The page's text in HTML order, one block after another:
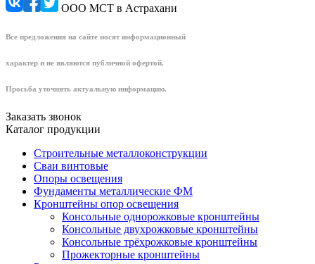
ООО МСТ в Астрахани
Все предложения на сайте носят информационный
характер и не являются публичной офертой.
Просьба уточнять актуальную информацию.
Заказать звонок
Каталог продукции
Строительные металлоконструкции
Сваи винтовые
Опоры освещения
Фундаменты металлические ФМ
Кронштейны опор освещения
Консольные однорожковые кронштейны
Консольные двухрожковые кронштейны
Консольные трёхрожковые кронштейны
Прожекторные кронштейны